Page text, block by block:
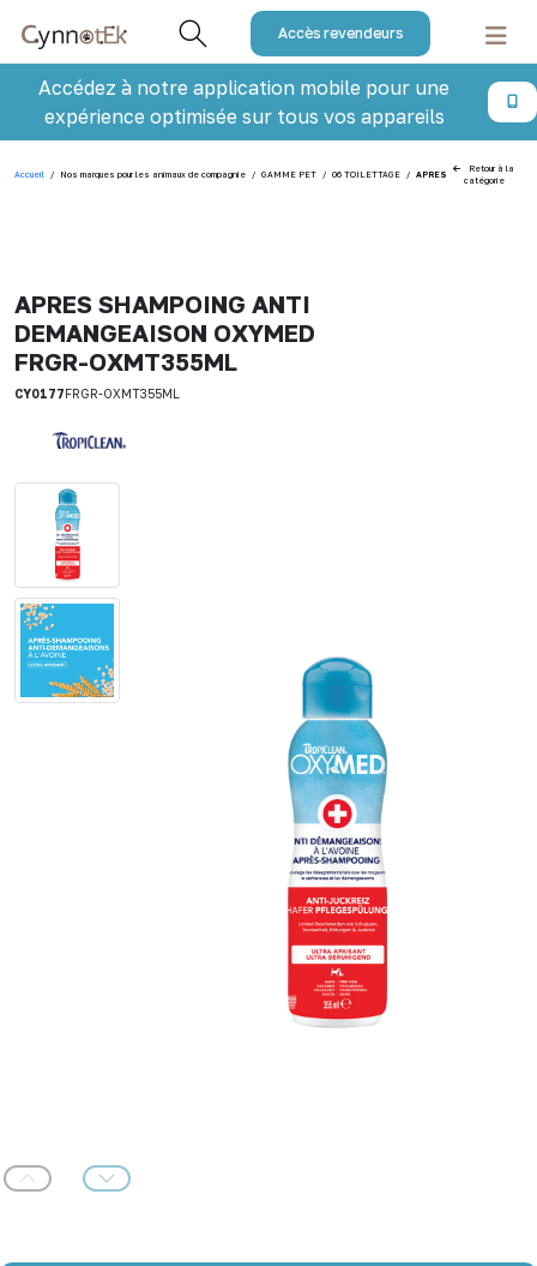
Accès revendeurs
Accédez à notre application mobile pour une
expérience optimisée sur tous vos appareils
Accueil / Nos marques pour les animaux de compagnie / GAMME PET / 06 TOILETTAGE / APRES SHAMPOING ANTI
Retour à la
catégorie
APRES SHAMPOING ANTI
DEMANGEAISON OXYMED
FRGR-OXMT355ML
CY0177FRGR-OXMT355ML
Précédent Suivant